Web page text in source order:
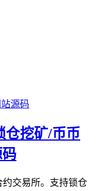
站源码
仓挖矿/币币
交易所。支持锁仓